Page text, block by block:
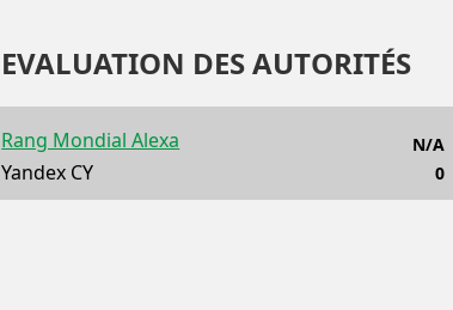
EVALUATION DES AUTORITÉS
Rang Mondial Alexa
Yandex CY
N/A
0